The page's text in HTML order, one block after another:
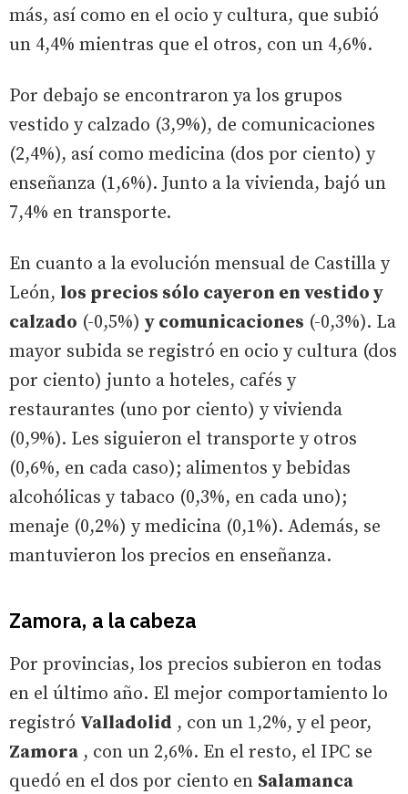
más, así como en el ocio y cultura, que subió
un 4,4% mientras que el otros, con un 4,6%.
Por debajo se encontraron ya los grupos
vestido y calzado (3,9%), de comunicaciones
(2,4%), así como medicina (dos por ciento) y
enseñanza (1,6%). Junto a la vivienda, bajó un
7,4% en transporte.
En cuanto a la evolución mensual de Castilla y
León, los precios sólo cayeron en vestido y
calzado (-0,5%) y comunicaciones (-0,3%). La
mayor subida se registró en ocio y cultura (dos
por ciento) junto a hoteles, cafés y
restaurantes (uno por ciento) y vivienda
(0,9%). Les siguieron el transporte y otros
(0,6%, en cada caso); alimentos y bebidas
alcohólicas y tabaco (0,3%, en cada uno);
menaje (0,2%) y medicina (0,1%). Además, se
mantuvieron los precios en enseñanza.
Zamora, a la cabeza
Por provincias, los precios subieron en todas
en el último año. El mejor comportamiento lo
registró Valladolid , con un 1,2%, y el peor,
Zamora , con un 2,6%. En el resto, el IPC se
quedó en el dos por ciento en Salamanca